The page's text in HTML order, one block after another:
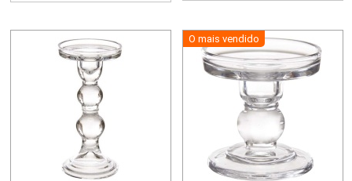
O mais vendido